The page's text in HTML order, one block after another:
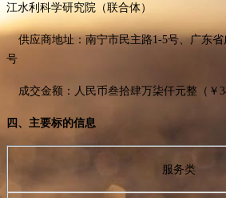
江水利科学研究院（联合体）
供应商地址：南宁市民主路1-5号、广东
号
成交金额： 人民币叁拾肆万柒仟元整（￥
四、主要标的信息
服务类